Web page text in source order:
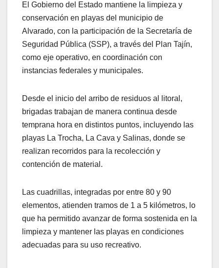
El Gobierno del Estado mantiene la limpieza y
conservación en playas del municipio de
Alvarado, con la participación de la Secretaría de
Seguridad Pública (SSP), a través del Plan Tajín,
como eje operativo, en coordinación con
instancias federales y municipales.
Desde el inicio del arribo de residuos al litoral,
brigadas trabajan de manera continua desde
temprana hora en distintos puntos, incluyendo las
playas La Trocha, La Cava y Salinas, donde se
realizan recorridos para la recolección y
contención de material.
Las cuadrillas, integradas por entre 80 y 90
elementos, atienden tramos de 1 a 5 kilómetros, lo
que ha permitido avanzar de forma sostenida en la
limpieza y mantener las playas en condiciones
adecuadas para su uso recreativo.